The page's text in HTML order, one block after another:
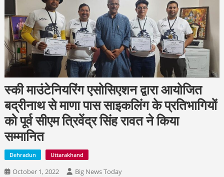
स्की माउंटेनियरिंग एसोसिएशन द्वारा आयोजित
बद्रीनाथ से माणा पास साइकलिंग के प्रतिभागियों
को पूर्व सीएम त्रिवेंद्र सिंह रावत ने किया
सम्मानित
Dehradun Uttarakhand
October 1, 2022 Big News Today